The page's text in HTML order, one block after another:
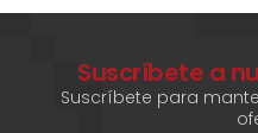
Suscríbete a
Suscríbete para